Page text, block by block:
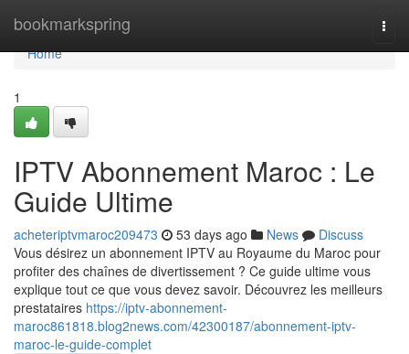
bookmarkspring
Home
Home
1
IPTV Abonnement Maroc : Le
Guide Ultime
acheteriptvmaroc209473 53 days ago News
Discuss
Vous désirez un abonnement IPTV au Royaume du Maroc pour
profiter des chaînes de divertissement ? Ce guide ultime vous
explique tout ce que vous devez savoir. Découvrez les meilleurs
prestataires https://iptv-abonnement-
maroc861818.blog2news.com/42300187/abonnement-iptv-
maroc-le-guide-complet